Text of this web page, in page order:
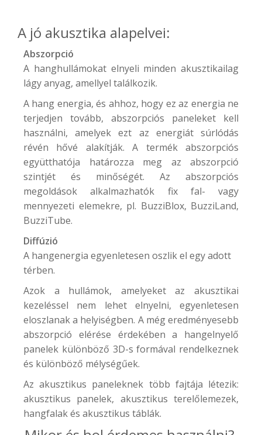
A jó akusztika alapelvei:
Abszorpció
A hanghullámokat elnyeli minden akusztikailag
lágy anyag, amellyel találkozik.
A hang energia, és ahhoz, hogy ez az energia ne
terjedjen tovább, abszorpciós paneleket kell
használni, amelyek ezt az energiát súrlódás
révén hővé alakítják. A termék abszorpciós
együtthatója határozza meg az abszorpció
szintjét és minőségét. Az abszorpciós
megoldások alkalmazhatók fix fal- vagy
mennyezeti elemekre, pl. BuzziBlox, BuzziLand,
BuzziTube.
Diffúzió
A hangenergia egyenletesen oszlik el egy adott
térben.
Azok a hullámok, amelyeket az akusztikai
kezeléssel nem lehet elnyelni, egyenletesen
eloszlanak a helyiségben. A még eredményesebb
abszorpció elérése érdekében a hangelnyelő
panelek különböző 3D-s formával rendelkeznek
és különböző mélységűek.
Az akusztikus paneleknek több fajtája létezik:
akusztikus panelek, akusztikus terelőlemezek,
hangfalak és akusztikus táblák.